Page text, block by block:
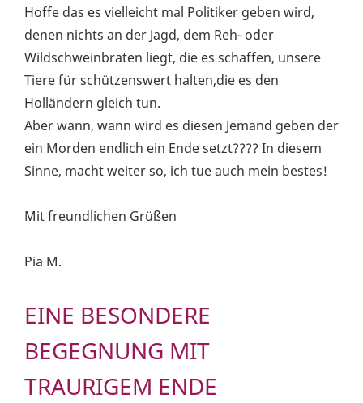
Hoffe das es vielleicht mal Politiker geben wird,
denen nichts an der Jagd, dem Reh- oder
Wildschweinbraten liegt, die es schaffen, unsere
Tiere für schützenswert halten,die es den
Holländern gleich tun.
Aber wann, wann wird es diesen Jemand geben der
ein Morden endlich ein Ende setzt???? In diesem
Sinne, macht weiter so, ich tue auch mein bestes!
Mit freundlichen Grüßen
Pia M.
EINE BESONDERE
BEGEGNUNG MIT
TRAURIGEM ENDE